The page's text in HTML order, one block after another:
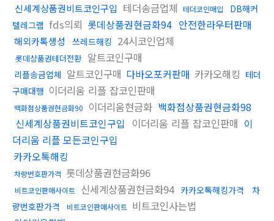
신세계상품권비트코인구입 테더송금업체 테더코인매입
DB해커
텔레그램 fds의뢰 롯데상품권현금화94 안전한라우터판매
해외카톡생성 쓰레드해킹 24시코인업체
롯데상품권테더전환 알트코인구매
리플송금업체 알트코인구매 다바오포커판매 카카오해킹 테더
구매대행 이더리움 리플 잡코인판매
백화점상품권현금화90 이더리움현금화 백화점상품권현금화98
신세계상품권비트코인구입 이더리움 리플 잡코인판매 이
더리움 리플 모든코인구입
카카오톡해킹
차량번호판가격 롯데상품권현금화96
비트코인판매사이트 신세계상품권현금화94 카카오톡해킹가격
차
량번호판가격
비트코인판매사이트 비트코인사는법